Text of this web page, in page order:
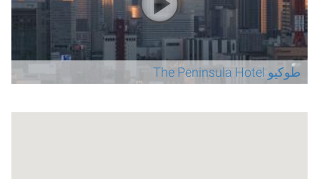
طوكيو The Peninsula Hotel